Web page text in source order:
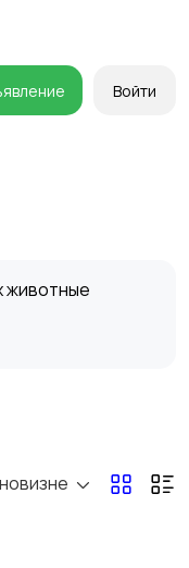
Войти
животные